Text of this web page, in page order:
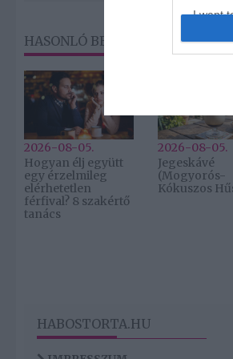
I want
web
HASONLÓ BEJEGYZÉSEK
2026-08-05.
Hogyan élj együtt
egy érzelmileg
elérhetetlen
férfival? 8 szakértő
tanács
2026-08-05.
Jegeskávé
(Mogyorós-
Kókuszos
HABOSTORTA.HU